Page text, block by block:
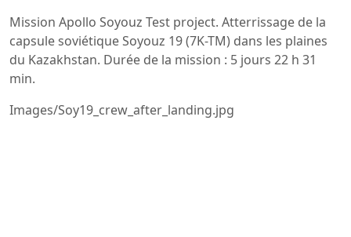
Mission Apollo Soyouz Test project. Atterrissage de la
capsule soviétique Soyouz 19 (7K-TM) dans les plaines
du Kazakhstan. Durée de la mission : 5 jours 22 h 31
min.
Images/Soy19_crew_after_landing.jpg